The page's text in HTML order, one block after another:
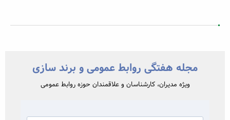
مجله هفتگی روابط عمومی و برند سازی
ویژه مدیران، کارشناسان و علاقمندان حوزه روابط عمومی